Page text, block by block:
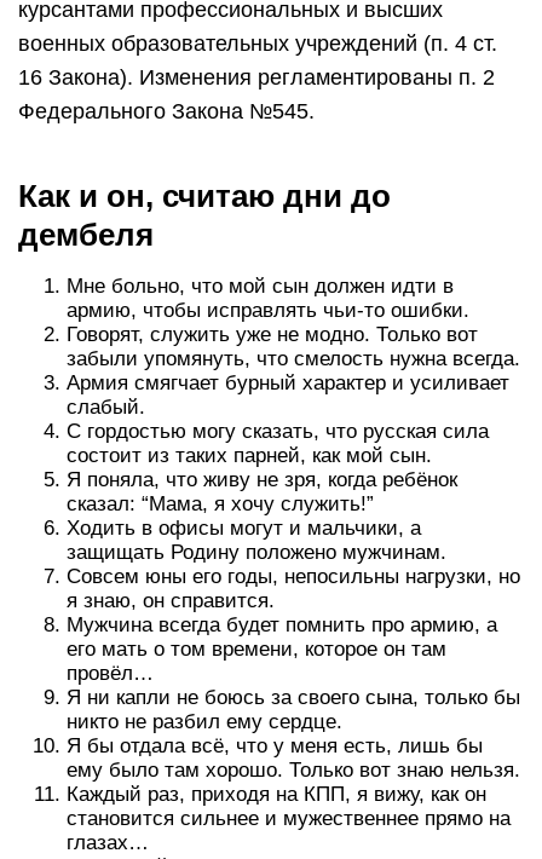
курсантами профессиональных и высших
военных образовательных учреждений (п. 4 ст.
16 Закона). Изменения регламентированы п. 2
Федерального Закона №545.
Как и он, считаю дни до
дембеля
Мне больно, что мой сын должен идти в
армию, чтобы исправлять чьи-то ошибки.
Говорят, служить уже не модно. Только вот
забыли упомянуть, что смелость нужна всегда.
Армия смягчает бурный характер и усиливает
слабый.
С гордостью могу сказать, что русская сила
состоит из таких парней, как мой сын.
Я поняла, что живу не зря, когда ребёнок
сказал: “Мама, я хочу служить!”
Ходить в офисы могут и мальчики, а
защищать Родину положено мужчинам.
Совсем юны его годы, непосильны нагрузки, но
я знаю, он справится.
Мужчина всегда будет помнить про армию, а
его мать о том времени, которое он там
провёл…
Я ни капли не боюсь за своего сына, только бы
никто не разбил ему сердце.
Я бы отдала всё, что у меня есть, лишь бы
ему было там хорошо. Только вот знаю нельзя.
Каждый раз, приходя на КПП, я вижу, как он
становится сильнее и мужественнее прямо на
глазах…